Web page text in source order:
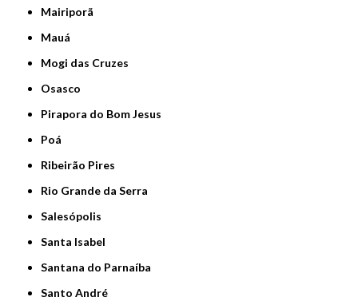
Mairiporã
Mauá
Mogi das Cruzes
Osasco
Pirapora do Bom Jesus
Poá
Ribeirão Pires
Rio Grande da Serra
Salesópolis
Santa Isabel
Santana do Parnaíba
Santo André